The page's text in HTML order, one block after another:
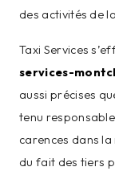
des activités de
Taxi Services
services-
aussi précises
tenu
carences dans la
du fait des tiers